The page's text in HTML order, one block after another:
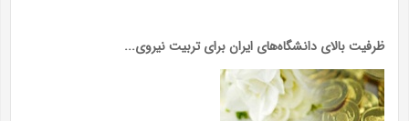
ظرفیت بالای دانشگاه‌های ایران برای تربیت نیروی...